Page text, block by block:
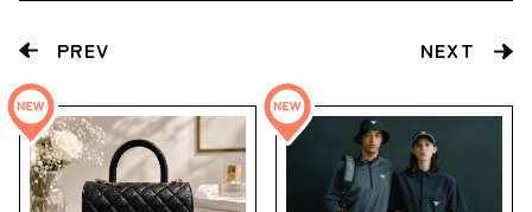
PREV NEXT